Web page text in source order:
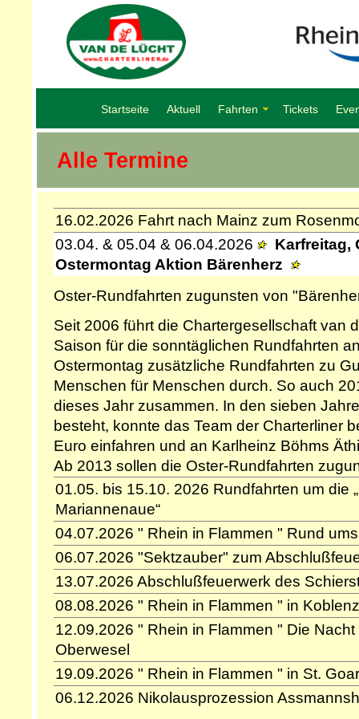
Startseite Aktuell Fahrten Tickets
Alle Termine
16.02.2026 Fahrt nach Mainz zum
03.04. & 05.04 & 06.04.2026
Karfreitag,
Ostermontag Aktion Bärenherz
Oster-Rundfahrten zugunsten von
Seit 2006 führt die Chartergesellschaft van
Saison für die sonntäglichen Rundfahrten
Ostermontag zusätzliche Rundfahrten zu
Menschen für Menschen durch. So auch
dieses Jahr zusammen. In den sieben
besteht, konnte das Team der Charterliner
Euro einfahren und an Karlheinz Böhms
Ab 2013 sollen die Oster-Rundfahrten
gehen.
"Die Bärenherz Stiftung unterstützt solche
Kindern, die unheilbar erkrankt sind und
haben, insbesondere Kinderhospize."
01.05. bis 15.10. 2026 Rundfahrten um die
Mariannenaue“
04.07.2026 " Rhein in Flammen " Rund
06.07.2026 "Sektzauber" zum
13.07.2026 Abschlußfeuerwerk des
08.08.2026 " Rhein in Flammen " in Koblenz
12.09.2026 " Rhein in Flammen " Die
Oberwesel
19.09.2026 " Rhein in Flammen " in St.
06.12.2026 Nikolausprozession